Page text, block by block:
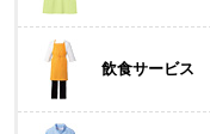
飲食サービス